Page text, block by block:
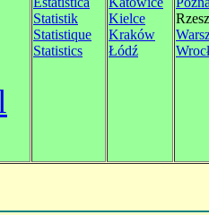
Statistik
Statistique
Statistics
Kielce
Kraków
Łódź